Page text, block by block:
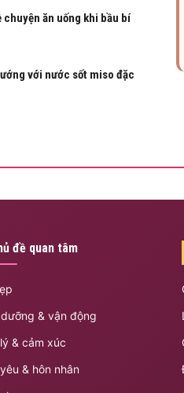
chuyện ăn uống khi bầu bí
với nước sốt miso đặc
đề quan tâm
& vận động
& cảm xúc
& hôn nhân